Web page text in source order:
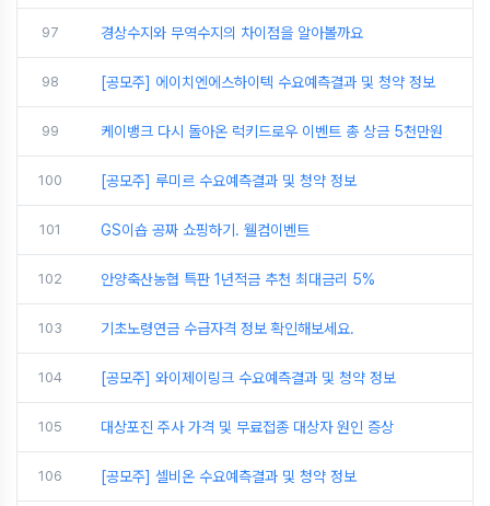
97 경상수지와 무역수지의 차이점을 알아볼까요
98 [공모주] 에이치엔에스하이텍 수요예측결과 및 청약 정보
99 케이뱅크 다시 돌아온 럭키드로우 이벤트 총 상금 5천만원
100 [공모주] 루미르 수요예측결과 및 청약 정보
101 GS이숍 공짜 쇼핑하기. 웰컴이벤트
102 안양축산농협 특판 1년적금 추천 최대금리 5%
103 기초노령연금 수급자격 정보 확인해보세요.
104 [공모주] 와이제이링크 수요예측결과 및 청약 정보
105 대상포진 주사 가격 및 무료접종 대상자 원인 증상
106 [공모주] 셀비온 수요예측결과 및 청약 정보